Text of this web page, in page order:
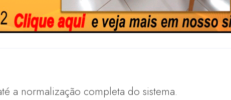
a normalização completa do sistema.